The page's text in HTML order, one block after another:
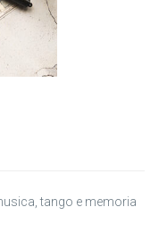
tango e memoria